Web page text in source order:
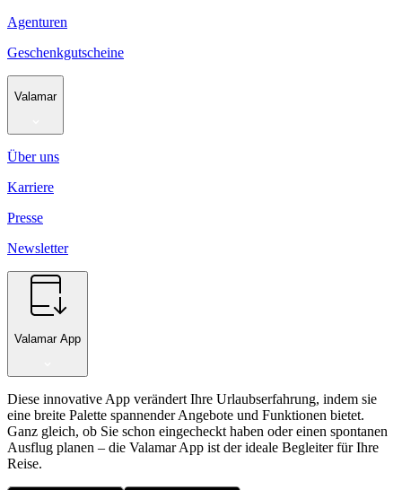
Agenturen
Geschenkgutscheine
Valamar
Über uns
Karriere
Presse
Newsletter
Valamar App
Diese innovative App verändert Ihre Urlaubserfahrung, indem sie
eine breite Palette spannender Angebote und Funktionen bietet.
Ganz gleich, ob Sie schon eingecheckt haben oder einen spontanen
Ausflug planen – die Valamar App ist der ideale Begleiter für Ihre
Reise.